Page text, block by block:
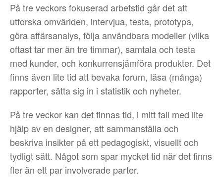
På tre veckors fokuserad arbetstid går det att
utforska omvärlden, intervjua, testa, prototypa,
göra affärsanalys, följa användbara modeller (vilka
oftast tar mer än tre timmar), samtala och testa
med kunder, och konkurrensjämföra produkter. Det
finns även lite tid att bevaka forum, läsa (många)
rapporter, sätta sig in i statistik och nyheter.
På tre veckor kan det finnas tid, i mitt fall med lite
hjälp av en designer, att sammanställa och
beskriva insikter på ett pedagogiskt, visuellt och
tydligt sätt. Något som spar mycket tid när det finns
fler än ett par involverade parter.